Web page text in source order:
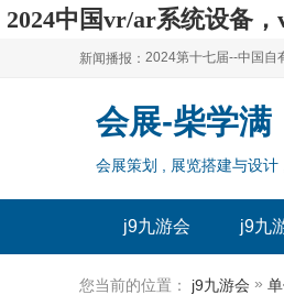
2024中国vr/ar系统设备
新闻播报：
2024上海自有品牌展--
2024全球自有--品牌产
2024上海自有品牌展--
2024第十七届--中国自
2024全球自有--品牌产
2024年上海--第17届自
会展-柴学满
会展策划 , 展览搭建与设
j9九游会 j9九
您当前的位置： j9九游会 »